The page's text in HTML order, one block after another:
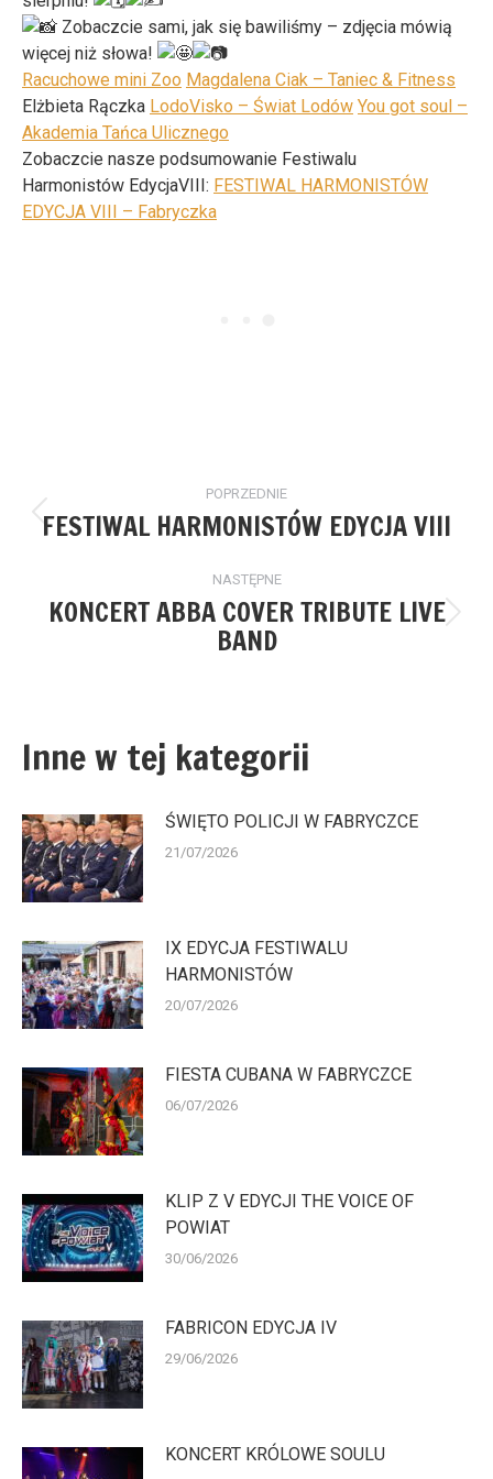
Zobaczcie sami, jak się bawiliśmy – zdjęcia mówią
więcej niż słowa!
Racuchowe mini Zoo Magdalena Ciak – Taniec & Fitness
Elżbieta Rączka LodoVisko – Świat Lodów You got soul –
Akademia Tańca Ulicznego
Zobaczcie nasze podsumowanie Festiwalu
Harmonistów EdycjaVIII: FESTIWAL HARMONISTÓW
EDYCJA VIII – Fabryczka
wpisów
POPRZEDNIE
Poprzedni
FESTIWAL HARMONISTÓW EDYCJA VIII
NASTĘPNE
Następny
wpis:
KONCERT ABBA COVER TRIBUTE LIVE
BAND
Inne w tej kategorii
ŚWIĘTO POLICJI W FABRYCZCE
21/07/2026
IX EDYCJA FESTIWALU
HARMONISTÓW
20/07/2026
FIESTA CUBANA W FABRYCZCE
06/07/2026
KLIP Z V EDYCJI THE VOICE OF
POWIAT
30/06/2026
FABRICON EDYCJA IV
29/06/2026
KONCERT KRÓLOWE SOULU